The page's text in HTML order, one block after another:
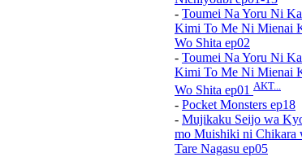
- Toumei Na Yoru Ni
Kimi To Me Ni Mienai
Wo Shita ep02
- Toumei Na Yoru Ni
Kimi To Me Ni Mienai
Wo Shita ep01 AKT...
- Pocket Monsters ep18
- Mujikaku Seijo wa
mo Muishiki ni Chikara
Tare Nagasu ep05